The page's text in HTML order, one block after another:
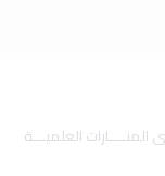
العلميـــة